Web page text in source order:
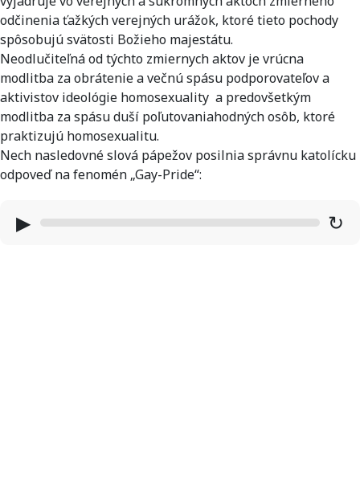
odčinenia ťažkých verejných urážok, ktoré tieto pochody
spôsobujú svätosti Božieho majestátu.
Neodlučiteľná od týchto zmiernych aktov je vrúcna
modlitba za obrátenie a večnú spásu podporovateľov a
aktivistov ideológie homosexuality a predovšetkým
modlitba za spásu duší poľutovaniahodných osôb, ktoré
praktizujú homosexualitu.
Nech nasledovné slová pápežov posilnia správnu katolícku
odpoveď na fenomén „Gay-Pride“:
▶ ↻